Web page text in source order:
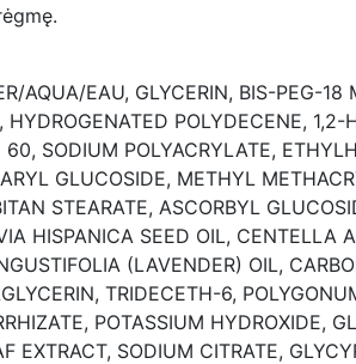
EAU, GLYCERIN, BIS-PEG-18
POLYDECENE, 1,2-
SODIUM POLYACRYLATE,
GLUCOSIDE, METHYL
STEARATE, ASCORBYL
HISPANICA SEED OIL, CENTELLA
(LAVENDER) OIL,
TRIDECETH-6,
POTASSIUM HYDROXIDE,
EXTRACT, SODIUM CITRATE,